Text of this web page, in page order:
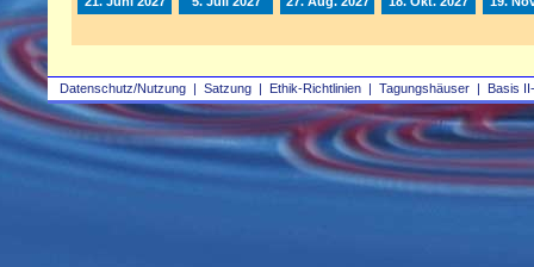
Datenschutz/Nutzung | Satzung | Ethik-Richtlinien | Tagungshäuser | Basis